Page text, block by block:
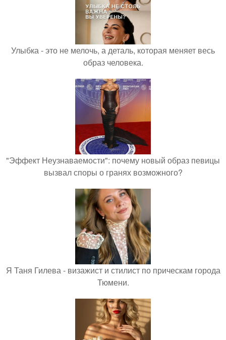
Улыбка - это не мелочь, а деталь, которая меняет весь
образ человека.
"Эффект Неузнаваемости": почему новый образ певицы
вызвал споры о гранях возможного?
Я Таня Гилева - визажист и стилист по прическам города
Тюмени.